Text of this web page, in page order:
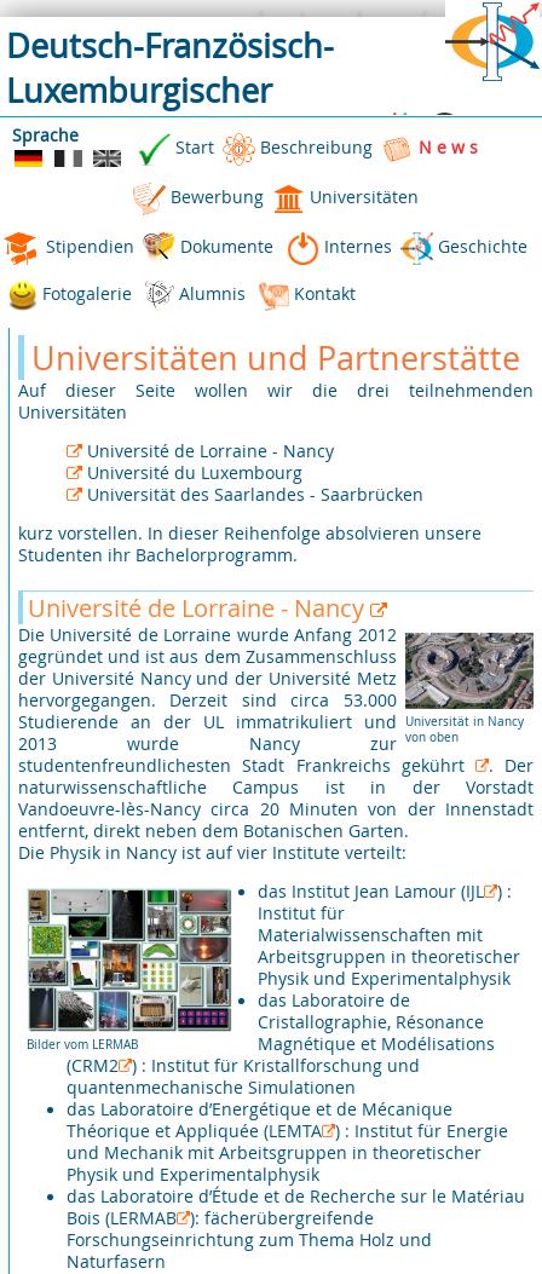
Deutsch-Französisch-
Luxemburgischer
Studiengang in Physik
Sprache
Start Beschreibung N e w s
Bewerbung Universitäten
Stipendien Dokumente Internes Geschichte
Fotogalerie Alumnis Kontakt
Universitäten und Partnerstätte
Auf dieser Seite wollen wir die drei teilnehmenden
Universitäten
Université de Lorraine - Nancy
Université du Luxembourg
Universität des Saarlandes - Saarbrücken
kurz vorstellen. In dieser Reihenfolge absolvieren unsere
Studenten ihr Bachelorprogramm.
Université de Lorraine - Nancy
Universität in Nancy
von oben
Die Université de Lorraine wurde Anfang 2012
gegründet und ist aus dem Zusammenschluss
der Université Nancy und der Université Metz
hervorgegangen. Derzeit sind circa 53.000
Studierende an der UL immatrikuliert und
2013 wurde Nancy zur
studentenfreundlichesten Stadt Frankreichs gekührt
. Der
naturwissenschaftliche Campus ist in der Vorstadt
Vandoeuvre-lès-Nancy circa 20 Minuten von der Innenstadt
entfernt, direkt neben dem Botanischen Garten.
Die Physik in Nancy ist auf vier Institute verteilt:
Bilder vom LERMAB
das Institut Jean Lamour (IJL
) :
Institut für
Materialwissenschaften mit
Arbeitsgruppen in theoretischer
Physik und Experimentalphysik
das Laboratoire de
Cristallographie, Résonance
Magnétique et Modélisations
(CRM2
) : Institut für Kristallforschung und
quantenmechanische Simulationen
das Laboratoire d’Energétique et de Mécanique
Théorique et Appliquée (LEMTA
) : Institut für Energie
und Mechanik mit Arbeitsgruppen in theoretischer
Physik und Experimentalphysik
das Laboratoire d’Étude et de Recherche sur le Matériau
Bois (LERMAB
): fächerübergreifende
Forschungseinrichtung zum Thema Holz und
Naturfasern